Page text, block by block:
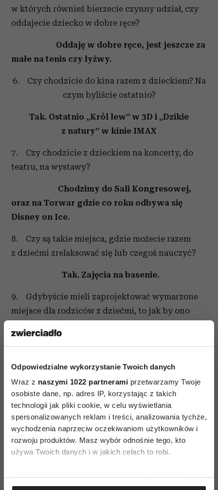
Odpowiedzialne wykorzystanie Twoich danych
Wraz z naszymi 1022 partnerami przetwarzamy Twoje
osobiste dane, np. adres IP, korzystając z takich
technologii jak pliki cookie, w celu wyświetlania
spersonalizowanych reklam i treści, analizowania tychże,
wychodzenia naprzeciw oczekiwaniom użytkowników i
rozwoju produktów. Masz wybór odnośnie tego, kto
używa Twoich danych i w jakich celach to robi.
w których również bierzecie czynny udział, czy
oddajecie dziecko w dobre ręce?
Oddaję w dobre ręce, jest jeszcze za
małe na tenis czy łyżwy.
6. Czy chodzicie do kina razem z dzieckiem? Na
czym byliście ostatnio?
Tak. Ostatnio „Król lew” w 3D i „Dzikie
z natury” w kinie IMAX
7. Czy chodzicie z dzieckiem na koncerty, do
teatru, na wystawy?
Chodzimy do Sali Kongresowej,
oraz na Torwar gdzie co roku odbywa się
Disney on Ice.
8. Czy są takie miejsca, gdzie możecie razem
z dziećmi zrelaksować się lub czegoś nauczyć?
Tak. Zajęcia na basenie.
9. Gdybyście mieli zaprojektować wymarzone
miejsce dla rodziców z dziećmi, to jak by ono
powinny tam się znaleźć i jakiego rodzaju zajęcia
którego uczęszcza.